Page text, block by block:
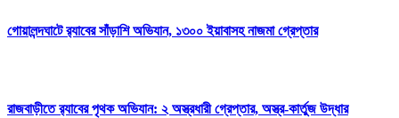
গোয়ালন্দঘাটে র‌্যাবের সাঁড়াশি অভিযান, ১৩০০ ইয়াবাসহ নাজমা গ্রেপ্তার
রাজবাড়ীতে র‌্যাবের পৃথক অভিযান: ২ অস্ত্রধারী গ্রেপ্তার, অস্ত্র-কার্তুজ উদ্ধার